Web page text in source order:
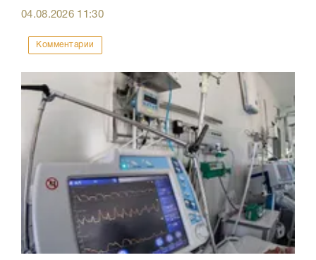
04.08.2026 11:30
Комментарии